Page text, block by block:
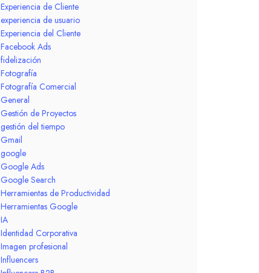
Experiencia de Cliente
experiencia de usuario
Experiencia del Cliente
Facebook Ads
fidelización
Fotografía
Fotografía Comercial
General
Gestión de Proyectos
gestión del tiempo
Gmail
google
Google Ads
Google Search
Herramientas de Productividad
Herramientas Google
IA
Identidad Corporativa
Imagen profesional
Influencers